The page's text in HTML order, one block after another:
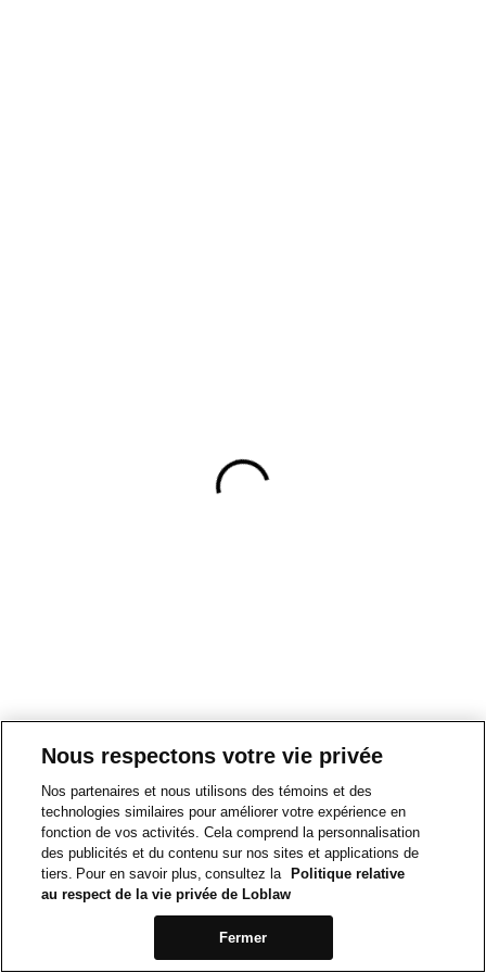
Nous respectons votre vie privée
Nos partenaires et nous utilisons des témoins et des
technologies similaires pour améliorer votre expérience en
fonction de vos activités. Cela comprend la personnalisation
des publicités et du contenu sur nos sites et applications de
tiers. Pour en savoir plus, consultez la
Politique relative
au respect de la vie privée de Loblaw
Fermer